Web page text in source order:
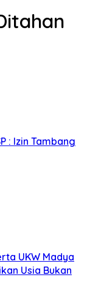
: Izin Tambang
UKW Madya
Usia Bukan